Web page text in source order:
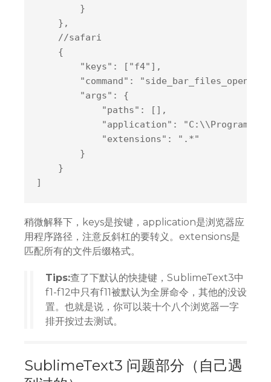
}
},
    //safari
    {
        "
keys": [ "f4" ] ,
        "
command":
        "
args": {
            "
paths": [] ,
            "
application":
"C:\\Program
            "
extensions":
".*"
}
}
稍微解释下，keys是按键，application是浏览器应
用程序路径，注意反斜杠的要转义。extensions是
匹配所有的文件后缀格式。
Tips:查了下默认的快捷键，SublimeText3中
f1-f12中只有f11被默认为全屏命令，其他的没设
置。也就是说，你可以装十个八个浏览器一字
排开按过去测试。
SublimeText3 问题部分（自己遇